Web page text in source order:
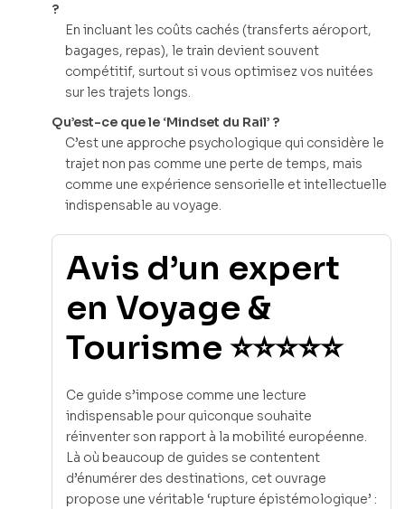
?
En incluant les coûts cachés (transferts aéroport,
bagages, repas), le train devient souvent
compétitif, surtout si vous optimisez vos nuitées
sur les trajets longs.
Qu’est-ce que le ‘Mindset du Rail’ ?
C’est une approche psychologique qui considère le
trajet non pas comme une perte de temps, mais
comme une expérience sensorielle et intellectuelle
indispensable au voyage.
Avis d’un expert
en Voyage &
Tourisme ⭐⭐⭐⭐⭐
Ce guide s’impose comme une lecture
indispensable pour quiconque souhaite
réinventer son rapport à la mobilité européenne.
Là où beaucoup de guides se contentent
d’énumérer des destinations, cet ouvrage
propose une véritable ‘rupture épistémologique’ :